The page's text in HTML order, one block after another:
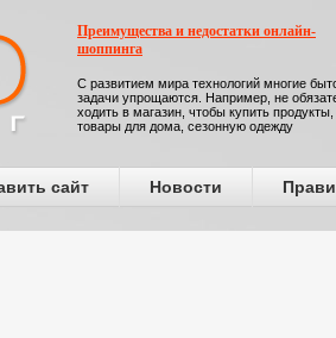
Преимущества и недостатки онлайн-
шоппинга
С развитием мира технологий многие
задачи упрощаются. Например, не
ходить в магазин, чтобы купить продукты,
товары для дома, сезонную одежду
сайт Новости